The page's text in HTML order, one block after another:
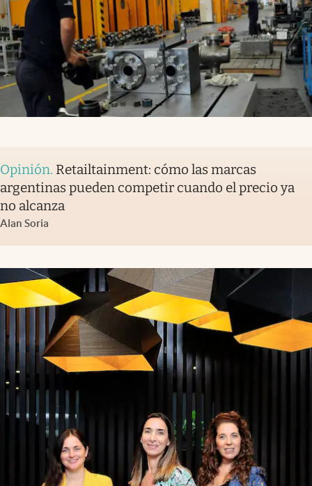
Opinión. Retailtainment: cómo las marcas
argentinas pueden competir cuando el precio ya
no alcanza
Alan Soria